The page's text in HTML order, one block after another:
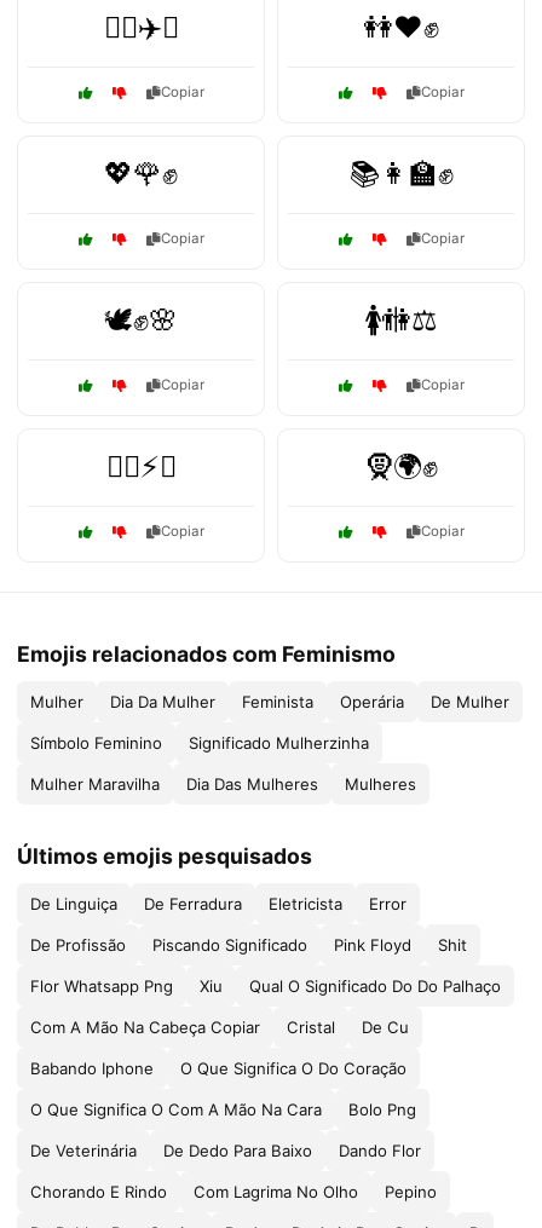
👩‍✈️✈️✊
Copiar
👭❤️✊
Copiar
💖🌹✊
Copiar
📚👩‍🏫✊
Copiar
🕊️✊🌸
Copiar
🚺🚻⚖️
Copiar
🦸‍♀️⚡✊
Copiar
🧕🌍✊
Copiar
Emojis relacionados com Feminismo
Mulher Dia Da Mulher Feminista Operária De Mulher
Símbolo Feminino Significado Mulherzinha
Mulher Maravilha Dia Das Mulheres Mulheres
Últimos emojis pesquisados
De Linguiça De Ferradura Eletricista Error
De Profissão Piscando Significado Pink Floyd Shit
Flor Whatsapp Png Xiu Qual O Significado Do Do Palhaço
Com A Mão Na Cabeça Copiar Cristal De Cu
Babando Iphone O Que Significa O Do Coração
O Que Significa O Com A Mão Na Cara Bolo Png
De Veterinária De Dedo Para Baixo Dando Flor
Chorando E Rindo Com Lagrima No Olho Pepino